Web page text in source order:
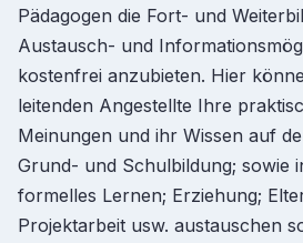
Pädagogen die Fort- und
Austausch- und
kostenfrei anzubieten. Hier
leitenden Angestellte Ihre
Meinungen und ihr Wissen auf
Grund- und Schulbildung; sowie
formelles Lernen; Erziehung;
Projektarbeit usw. austauschen